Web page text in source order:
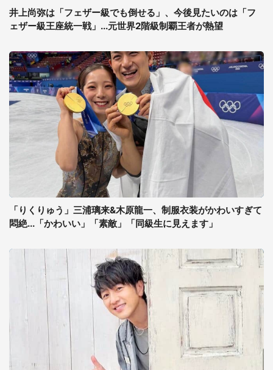
井上尚弥は「フェザー級でも倒せる」、今後見たいのは「フ
ェザー級王座統一戦」...元世界2階級制覇王者が熱望
「りくりゅう」三浦璃来&木原龍一、制服衣装がかわいすぎて
悶絶...「かわいい」「素敵」「同級生に見えます」